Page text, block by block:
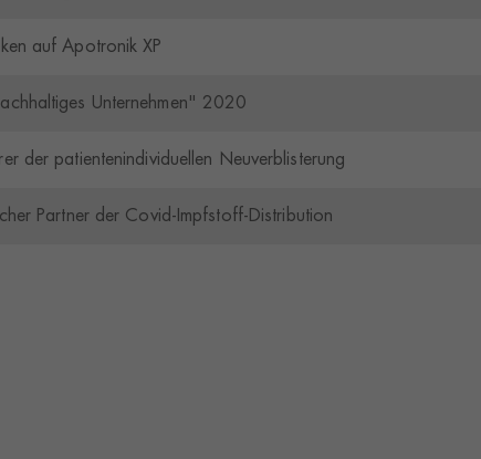
auf Apotronik XP
Unternehmen" 2020
der patientenindividuellen Neuverblisterung
Partner der Covid-Impfstoff-Distribution